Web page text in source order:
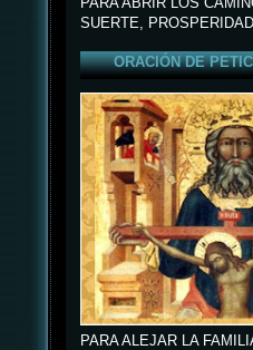
PARA ABRIR LOS
SUERTE,
ORACIÓN DE
PARA ALEJAR LA